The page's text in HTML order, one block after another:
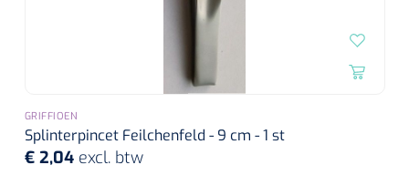
GRIFFIOEN
Splinterpincet Feilchenfeld - 9 cm - 1 st
€ 2,04 excl. btw